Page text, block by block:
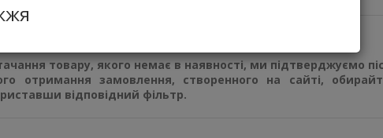
товару, якого немає в наявності, ми підтверджуємо
отримання замовлення, створенного на сайті,
відповідний фільтр.